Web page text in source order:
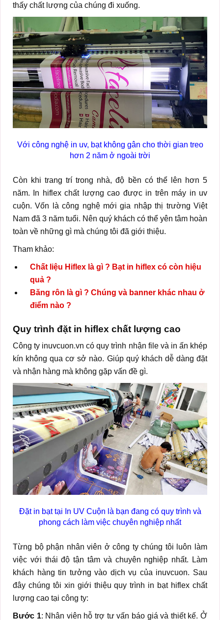
thấy chất lượng của chúng đi xuống.
Với công nghệ in uv, bạt không gân cho thời gian treo
hơn 2 năm ở ngoài trời
Còn khi trang trí trong nhà, độ bền có thể lên hơn 5
năm. In hiflex chất lượng cao được in trên máy in uv
cuộn. Vốn là công nghệ mới gia nhập thị trường Việt
Nam đã 3 năm tuổi. Nên quý khách có thể yên tâm hoàn
toàn về những gì mà chúng tôi đã giới thiệu.
Tham khảo:
Chất liệu Hiflex là gì ? Bạt in hiflex có còn hiệu
quả ?
Băng rôn là gì ? Chúng và banner khác nhau ở
điểm nào ?
Quy trình đặt in hiflex chất lượng cao
Công ty inuvcuon.vn có quy trình nhận file và in ấn khép
kín không qua cơ sở nào. Giúp quý khách dễ dàng đặt
và nhận hàng mà không gặp vấn đề gì.
Đặt in bạt tại In UV Cuộn là bạn đang có quy trình và
phong cách làm việc chuyên nghiệp nhất
Từng bộ phận nhân viên ở công ty chúng tôi luôn làm
việc với thái độ tận tâm và chuyên nghiệp nhất. Làm
khách hàng tin tưởng vào dịch vụ của inuvcuon. Sau
đây chúng tôi xin giới thiệu quy trình in bạt hiflex chất
lượng cao tại công ty:
Bước 1: Nhân viên hỗ trợ tư vấn báo giá và thiết kế. Ở